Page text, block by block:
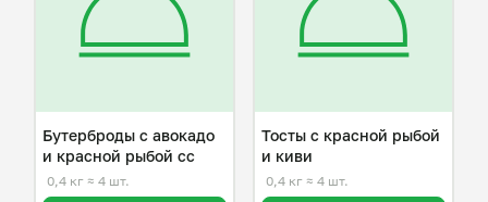
Бутерброды с авокадо
и красной рыбой сс
0,4 кг ≈ 4 шт.
Тосты с красной рыбой
и киви
0,4 кг ≈ 4 шт.